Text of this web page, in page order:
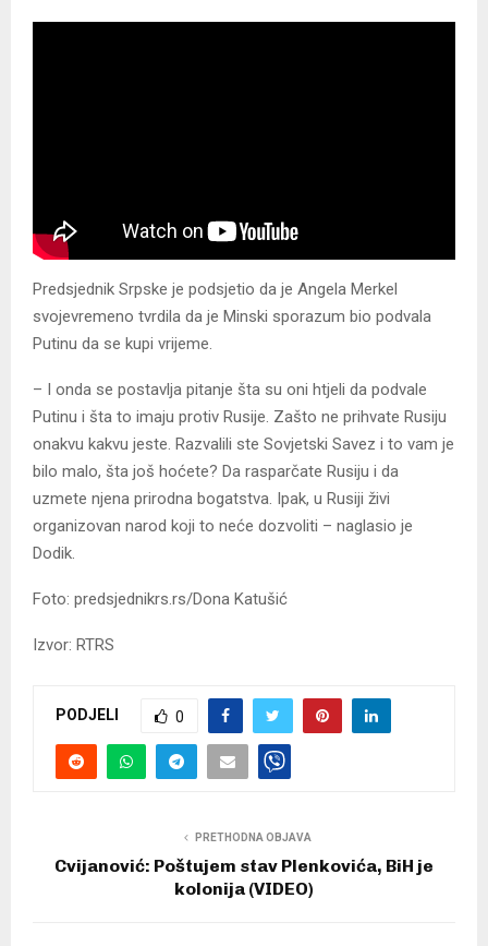
Predsjednik Srpske je podsjetio da je Angela Merkel
svojevremeno tvrdila da je Minski sporazum bio podvala
Putinu da se kupi vrijeme.
– I onda se postavlja pitanje šta su oni htjeli da podvale
Putinu i šta to imaju protiv Rusije. Zašto ne prihvate Rusiju
onakvu kakvu jeste. Razvalili ste Sovjetski Savez i to vam je
bilo malo, šta još hoćete? Da rasparčate Rusiju i da
uzmete njena prirodna bogatstva. Ipak, u Rusiji živi
organizovan narod koji to neće dozvoliti – naglasio je
Dodik.
Foto: predsjednikrs.rs/Dona Katušić
Izvor: RTRS
PODJELI 0
PRETHODNA OBJAVA
Cvijanović: Poštujem stav Plenkovića, BiH je
kolonija (VIDEO)